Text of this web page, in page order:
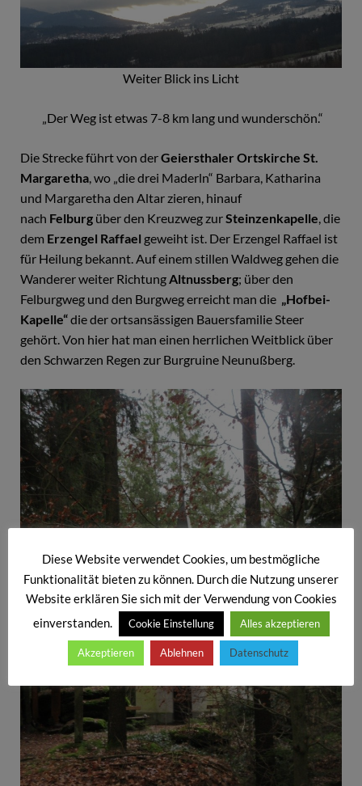
Weiter Blick ins Licht
„Der Weg ist etwas 7-8 km lang und wunderschön.“
Die Strecke führt von derGeiersthaler Ortskirche St.
Margaretha , wo „die drei Maderln“ Barbara, Katharina
und Margaretha den Altar zieren, hinauf
nach Felburg über den Kreuzweg zur Steinzenkapelle , die
dem Erzengel Raffael geweiht ist. Der Erzengel Raffael ist
für Heilung bekannt. Auf einem stillen Waldweg gehen die
Wanderer weiter Richtung Altnussberg; über den
Felburgweg und den Burgweg erreicht man die
„Hofbei-
Kapelle“die der ortsansässigen Bauersfamilie Steer
gehört. Von hier hat man einen herrlichen Weitblick über
den Schwarzen Regen zur Burgruine Neunußberg.
Diese Website verwendet Cookies, um bestmögliche
Funktionalität bieten zu können. Durch die Nutzung unserer
Website erklären Sie sich mit der Verwendung von Cookies
einverstanden.
Cookie Einstellung Alles akzeptieren
Akzeptieren Ablehnen Datenschutz